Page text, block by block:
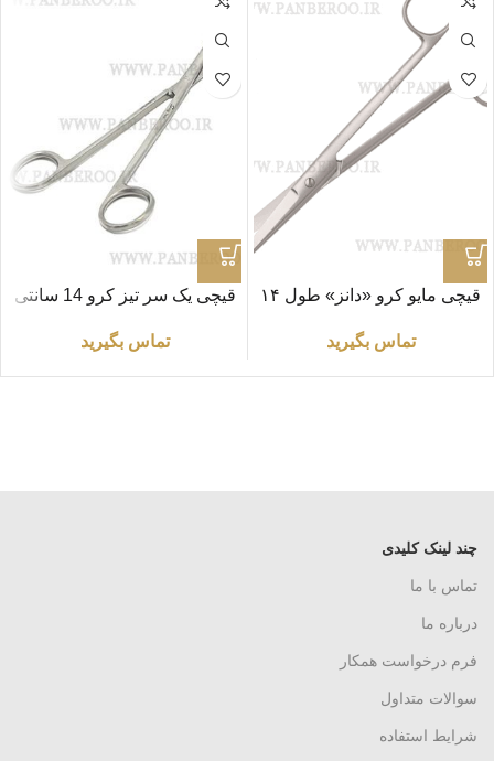
قیچی مایو کرو «دانز» طول ۱۴
تماس بگیرید
قیچی یک‌ سر تیز کرو 14 سانتی
تماس بگیرید
چند لینک کلیدی
تماس با ما
درباره ما
فرم درخواست همکار
سوالات متداول
شرایط استفاده